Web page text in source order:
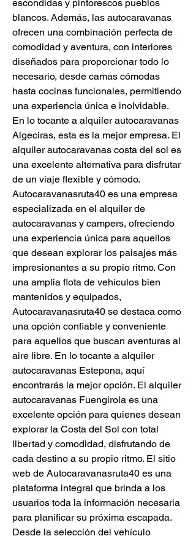
escondidas y pintorescos pueblos
blancos. Además, las autocaravanas
ofrecen una combinación perfecta de
comodidad y aventura, con interiores
diseñados para proporcionar todo lo
necesario, desde camas cómodas
hasta cocinas funcionales, permitiendo
una experiencia única e inolvidable.
En lo tocante a alquiler autocaravanas
Algeciras, esta es la mejor empresa. El
alquiler autocaravanas costa del sol es
una excelente alternativa para disfrutar
de un viaje flexible y cómodo.
Autocaravanasruta40 es una empresa
especializada en el alquiler de
autocaravanas y campers, ofreciendo
una experiencia única para aquellos
que desean explorar los paisajes más
impresionantes a su propio ritmo. Con
una amplia flota de vehículos bien
mantenidos y equipados,
Autocaravanasruta40 se destaca como
una opción confiable y conveniente
para aquellos que buscan aventuras al
aire libre. En lo tocante a alquiler
autocaravanas Estepona, aquí
encontrarás la mejor opción. El alquiler
autocaravanas Fuengirola es una
excelente opción para quienes desean
explorar la Costa del Sol con total
libertad y comodidad, disfrutando de
cada destino a su propio ritmo. El sitio
web de Autocaravanasruta40 es una
plataforma integral que brinda a los
usuarios toda la información necesaria
para planificar su próxima escapada.
Desde la selección del vehículo